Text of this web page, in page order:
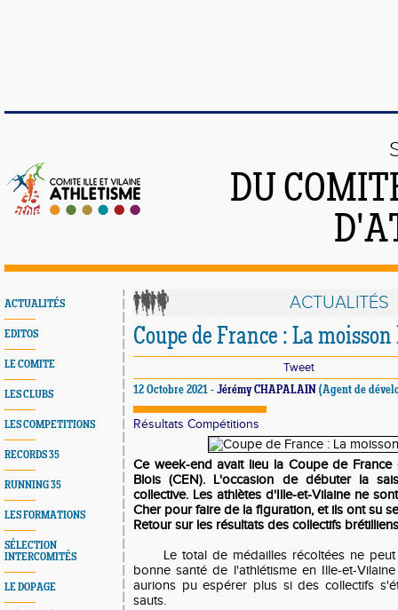
DU
ACTUALITÉS
EDITOS
LE COMITE
LES CLUBS
LES COMPETITIONS
RECORDS 35
RUNNING 35
LES FORMATIONS
SÉLECTION
INTERCOMITÉS
LE DOPAGE
ACTUALITÉS
Coupe de France : La
Tweet
12 Octobre 2021 - Jérémy CHAPALAIN (Agent de
Résultats Compétitions
Ce week-end avait lieu la Coupe de France
Blois (CEN). L'occasion de débuter la
collective. Les athlètes d'Ille-et-Vilaine ne
Cher pour faire de la figuration, et ils ont su
Retour sur les résultats des collectifs
Le total de médailles récoltées ne
bonne santé de l'athlétisme en Ille-et-
aurions pu espérer plus si des collectifs
sauts.